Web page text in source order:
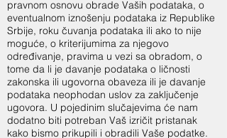
pravnom osnovu obrade Vaših podataka, o
eventualnom iznošenju podataka iz Republike
Srbije, roku čuvanja podataka ili ako to nije
moguće, o kriterijumima za njegovo
određivanje, pravima u vezi sa obradom, o
tome da li je davanje podataka o ličnosti
zakonska ili ugovorna obaveza ili je davanje
podataka neophodan uslov za zaključenje
ugovora. U pojedinim slučajevima će nam
dodatno biti potreban Vaš izričit pristanak
kako bismo prikupili i obradili Vaše podatke.